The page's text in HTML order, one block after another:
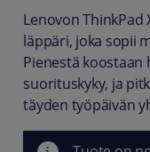
Lenovon ThinkPad
läppäri, joka sopii
Pienestä koostaan
suorituskyky, ja
täyden työpäivän